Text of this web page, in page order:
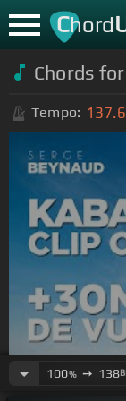
Chord
Chords for
Tempo: 137.6
100%➙ 138